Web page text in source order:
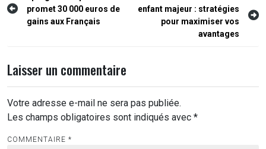
de
promet 30 000 euros de
gains aux Français
enfant majeur : stratégies
pour maximiser vos
avantages
Laisser un commentaire
Votre adresse e-mail ne sera pas publiée.
Les champs obligatoires sont indiqués avec *
COMMENTAIRE *